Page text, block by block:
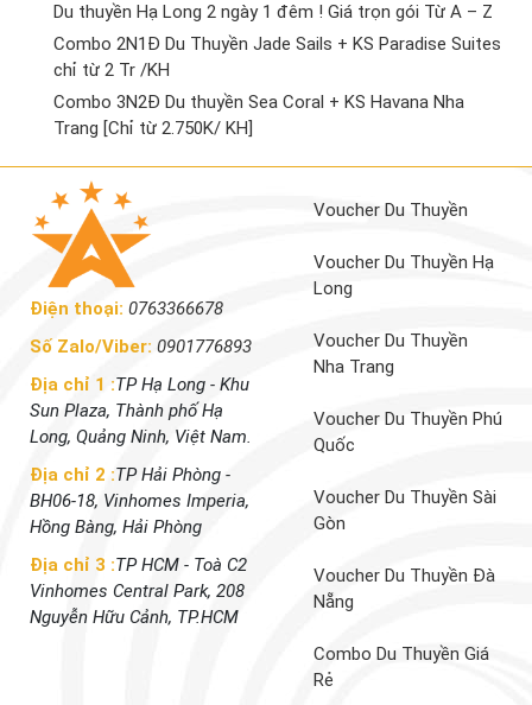
Du thuyền Hạ Long 2 ngày 1 đêm ! Giá trọn gói Từ A – Z
Combo 2N1Đ Du Thuyền Jade Sails + KS Paradise Suites
chỉ từ 2 Tr /KH
Combo 3N2Đ Du thuyền Sea Coral + KS Havana Nha
Trang [Chỉ từ 2.750K/ KH]
Điện thoại: 0763366678
Số Zalo/Viber: 0901776893
Địa chỉ 1 :TP Hạ Long - Khu
Sun Plaza, Thành phố Hạ
Long, Quảng Ninh, Việt Nam.
Địa chỉ 2 :TP Hải Phòng -
BH06-18, Vinhomes Imperia,
Hồng Bàng, Hải Phòng
Địa chỉ 3 :TP HCM - Toà C2
Vinhomes Central Park, 208
Nguyễn Hữu Cảnh, TP.HCM
Voucher Du Thuyền
Voucher Du Thuyền Hạ
Long
Voucher Du Thuyền
Nha Trang
Voucher Du Thuyền Phú
Quốc
Voucher Du Thuyền Sài
Gòn
Voucher Du Thuyền Đà
Nẵng
Combo Du Thuyền Giá
Rẻ